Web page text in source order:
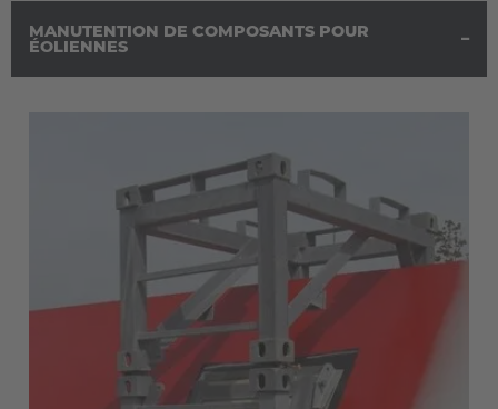
MANUTENTION DE COMPOSANTS POUR
ÉOLIENNES